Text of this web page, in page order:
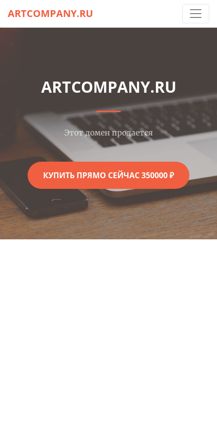
ARTCOMPANY.RU
ARTCOMPANY.RU
Этот домен продается
КУПИТЬ ПРЯМО СЕЙЧАС 350000 ₽